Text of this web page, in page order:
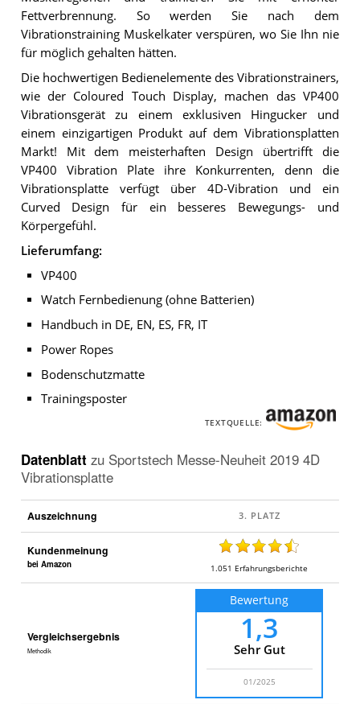
Fettverbrennung. So werden Sie nach dem
Vibrationstraining Muskelkater verspüren, wo Sie Ihn nie
für möglich gehalten hätten.
Die hochwertigen Bedienelemente des Vibrationstrainers,
wie der Coloured Touch Display, machen das VP400
Vibrationsgerät zu einem exklusiven Hingucker und
einem einzigartigen Produkt auf dem Vibrationsplatten
Markt! Mit dem meisterhaften Design übertrifft die
VP400 Vibration Plate ihre Konkurrenten, denn die
Vibrationsplatte verfügt über 4D-Vibration und ein
Curved Design für ein besseres Bewegungs- und
Körpergefühl.
Lieferumfang:
VP400
Watch Fernbedienung (ohne Batterien)
Handbuch in DE, EN, ES, FR, IT
Power Ropes
Bodenschutzmatte
Trainingsposter
TEXTQUELLE:
Datenblatt zu Sportstech Messe-Neuheit 2019 4D
Vibrationsplatte
Auszeichnung
Kundenmeinung
bei Amazon 1.051 Erfahrungsberichte
Vergleichsergebnis
Methodik
Bewertung
1,3
Sehr Gut
01/2025